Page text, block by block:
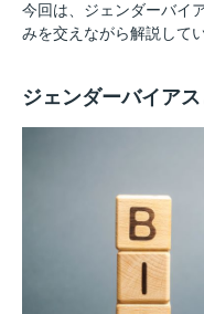
今回は、ジェンダーバイ
みを交えながら解説してい
ジェンダーバイア